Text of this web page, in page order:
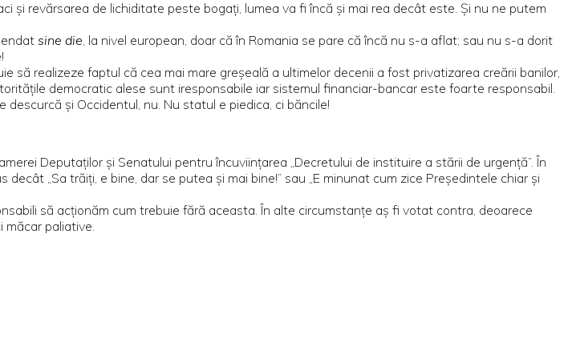
și revărsarea de lichiditate peste bogați, lumea va fi încă și mai rea decât este. Și nu ne putem
sine die , la nivel european, doar că în Romania se pare că încă nu s-a aflat; sau nu s-a dorit
realizeze faptul că cea mai mare greșeală a ultimelor decenii a fost privatizarea creării banilor,
democratic alese sunt iresponsabile iar sistemul financiar-bancar este foarte responsabil.
și Occidentul, nu. Nu statul e piedica, ci băncile!
Deputaților și Senatului pentru încuviințarea „Decretului de instituire a stării de urgență”. În
„Sa trăiți, e bine, dar se putea și mai bine!” sau „E minunat cum zice Președintele chiar și
să acționăm cum trebuie fără aceasta. În alte circumstanțe aș fi votat contra, deoarece
paliative.